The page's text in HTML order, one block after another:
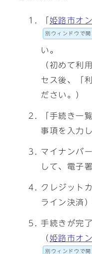
姫路市オ
別ウィンドウで開
い。
（初めて利
セス後、「
ださい。）
「手続き一
事項を入力
マイナンバ
して、電子
クレジット
ライン決済
手続きが完
（ 姫路市オ
別ウィンドウで開